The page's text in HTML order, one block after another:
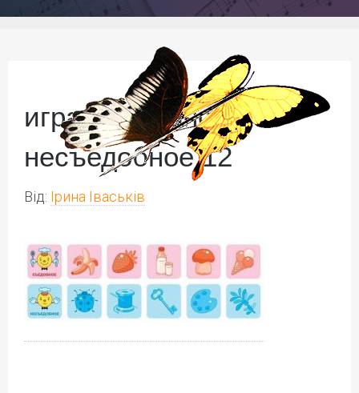
игра съедобное-
несъедобное 12
Від: Ірина Іваськів